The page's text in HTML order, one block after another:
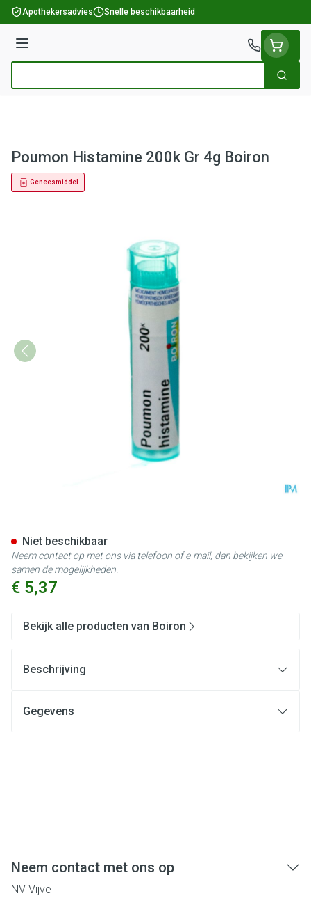
Ga naar de inhoud
Apothekersadvies Snelle beschikbaarheid
Menu
Zoek
Poumon Histamine 200k Gr 4g Boiron
Geneesmiddel
€ 5,37
Niet beschikbaar
Neem contact op met ons via telefoon of e-mail, dan bekijken we
samen de mogelijkheden.
Bekijk alle producten van Boiron
Beschrijving
Gegevens
Neem contact met ons op
NV Vijve